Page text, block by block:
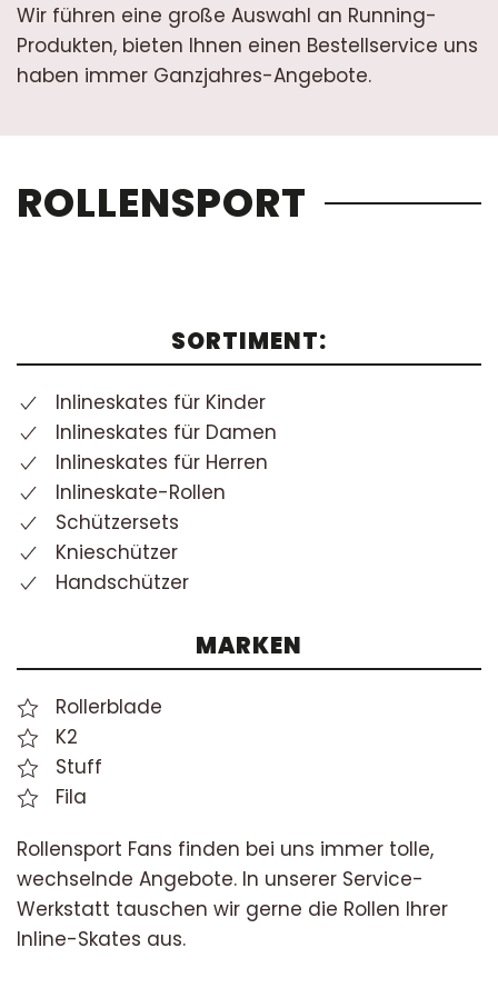
Wir führen eine große Auswahl an Running-
Produkten, bieten Ihnen einen Bestellservice uns
haben immer Ganzjahres-Angebote.
ROLLENSPORT
SORTIMENT:
Inlineskates für Kinder
Inlineskates für Damen
Inlineskates für Herren
Inlineskate-Rollen
Schützersets
Knieschützer
Handschützer
MARKEN
Rollerblade
K2
Stuff
Fila
Rollensport Fans finden bei uns immer tolle,
wechselnde Angebote. In unserer Service-
Werkstatt tauschen wir gerne die Rollen Ihrer
Inline-Skates aus.